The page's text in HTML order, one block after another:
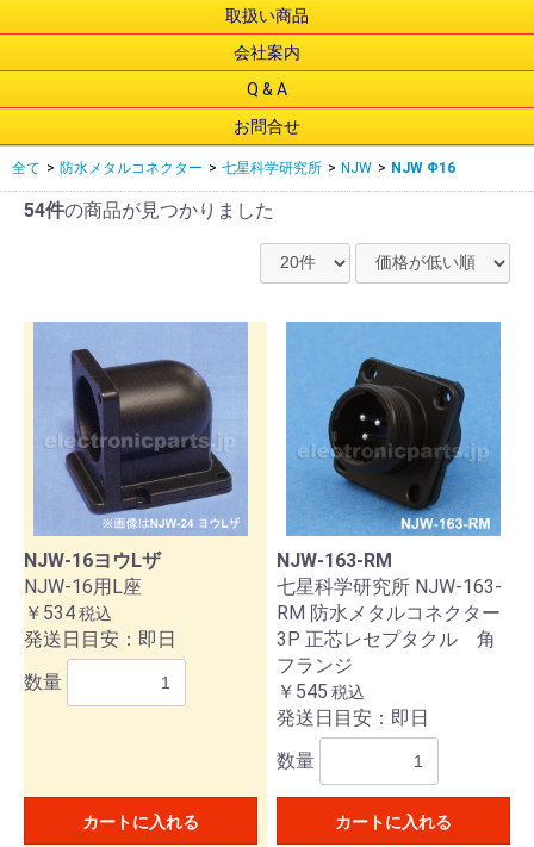
取扱い商品
会社案内
Q & A
お問合せ
全て > 防水メタルコネクター > 七星科学研究所 > NJW > NJW Φ16
54件の商品が見つかりました
NJW-16ヨウLザ
NJW-16用L座
￥534税込
発送日目安：即日
数量
カートに入れる
NJW-163-RM
七星科学研究所 NJW-163-
RM 防水メタルコネクター
3P 正芯レセプタクル 角
フランジ
￥545 税込
発送日目安：即日
数量
カートに入れる